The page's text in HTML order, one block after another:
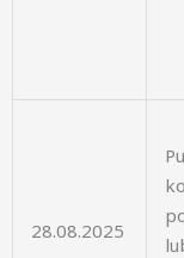
28.08.2025